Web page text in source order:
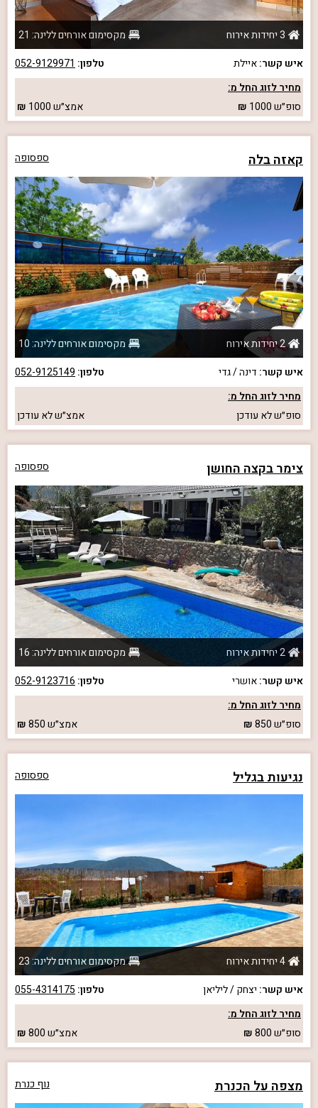
3 יחידות אירוח
מקסימום אורחים ללינה: 21
איש קשר:איילת טלפון: 052-9129971
מחיר לזוג החל מ:
סופ״ש1000 אמצ״ש1000
קאזה בלה ספסופה
2 יחידות אירוח
מקסימום אורחים ללינה: 10
איש קשר: דינה / גדי טלפון: 052-9125149
מחיר לזוג החל מ:
סופ״שלא עודכן אמצ״שלא עודכן
צימר בקצה החושן ספסופה
2 יחידות אירוח
מקסימום אורחים ללינה: 16
איש קשר:אושרי טלפון: 052-9123716
מחיר לזוג החל מ:
סופ״ש850 אמצ״ש850
נגיעות בגליל ספסופה
4 יחידות אירוח
מקסימום אורחים ללינה: 23
איש קשר: יצחק / ליליאן טלפון: 055-4314175
מחיר לזוג החל מ:
סופ״ש800 אמצ״ש800
מצפה על הכנרת נוף כנרת